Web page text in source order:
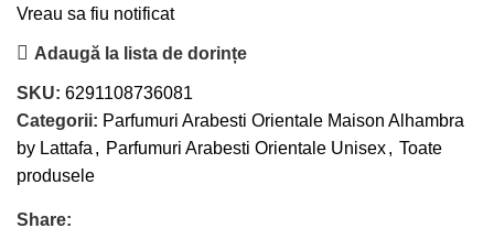
Vreau sa fiu notificat
Adaugă la lista de dorințe
SKU: 6291108736081
Categorii: Parfumuri Arabesti Orientale Maison Alhambra
by Lattafa , Parfumuri Arabesti Orientale Unisex, Toate
produsele
Share: